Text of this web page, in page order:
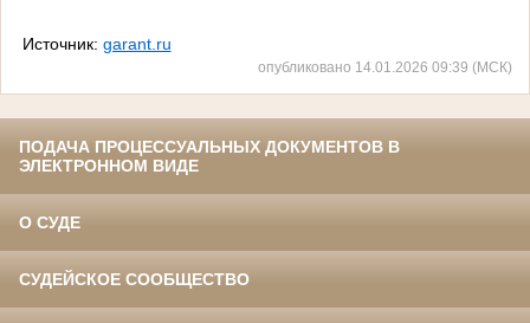
Источник: garant.ru
опубликовано 14.01.2026 09:39 (МСК)
ПОДАЧА ПРОЦЕССУАЛЬНЫХ ДОКУМЕНТОВ В
ЭЛЕКТРОННОМ ВИДЕ
О СУДЕ
СУДЕЙСКОЕ СООБЩЕСТВО